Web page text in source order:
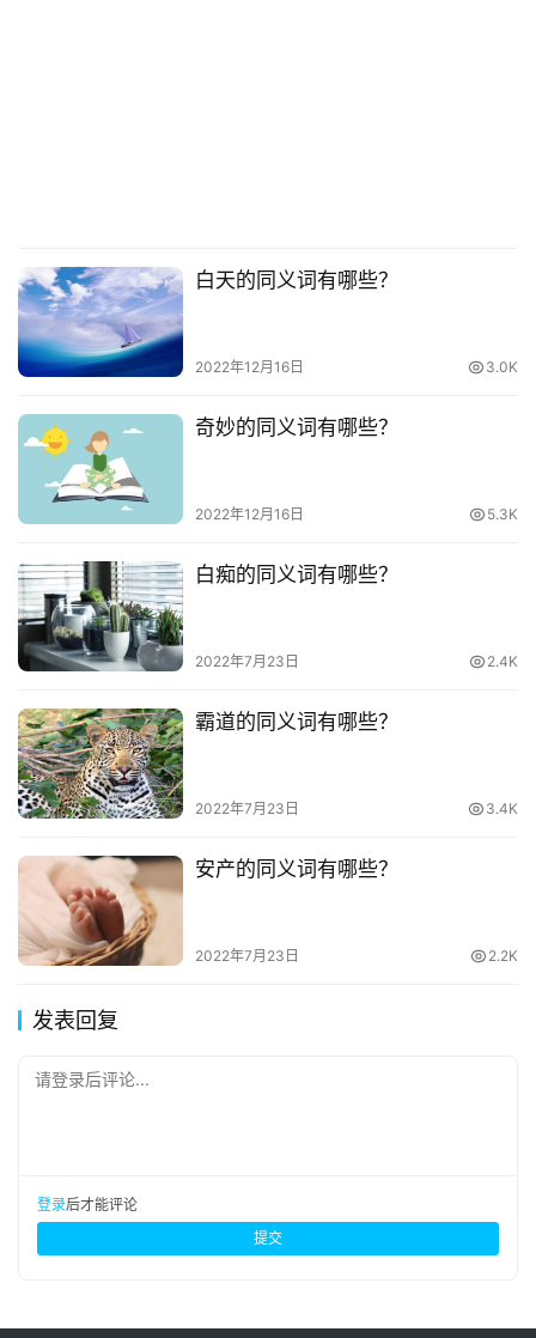
白天的同义词有哪些？
2022年12月16日 3.0K
奇妙的同义词有哪些？
2022年12月16日 5.3K
白痴的同义词有哪些？
2022年7月23日 2.4K
霸道的同义词有哪些？
2022年7月23日 3.4K
安产的同义词有哪些？
2022年7月23日 2.2K
发表回复
请登录后评论...
登录后才能评论
提交